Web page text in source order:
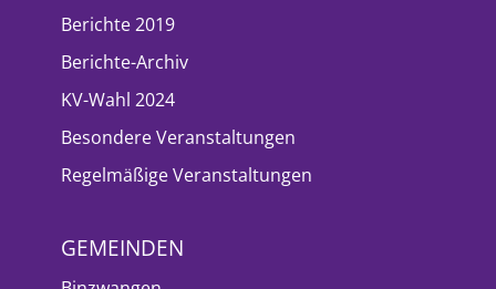
Berichte 2019
Berichte-Archiv
KV-Wahl 2024
Besondere Veranstaltungen
Regelmäßige Veranstaltungen
GEMEINDEN